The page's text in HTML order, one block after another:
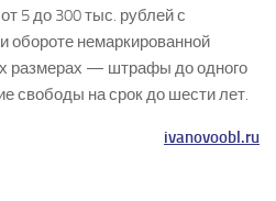
5 до 300 тыс. рублей с
обороте немаркированной
размерах — штрафы до одного
свободы на срок до шести лет.
ivanovoobl.ru